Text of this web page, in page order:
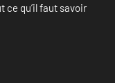
ce qu’il faut savoir